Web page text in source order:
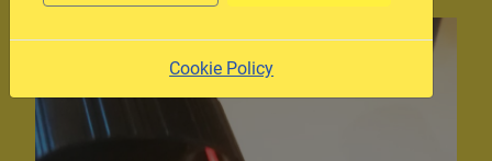
Cookie Policy